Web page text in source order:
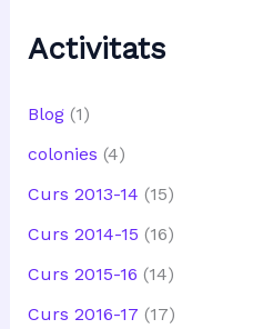
Activitats
Blog(1)
colonies (4)
Curs 2013-14 (15)
Curs 2014-15 (16)
Curs 2015-16 (14)
Curs 2016-17 (17)